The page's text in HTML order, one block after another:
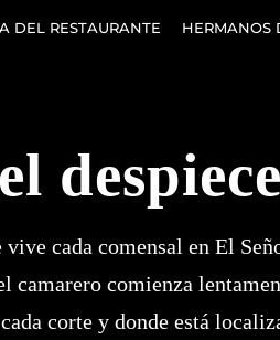
DEL RESTAURANTE HERMANOS
despiece
cada comensal en El
comienza
corte y donde está